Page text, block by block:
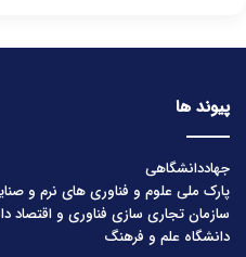
پیوند ها
جهاددانشگاهی
پارک ملی علوم و فناوری های نرم و
سازمان تجاری سازی فناوری و اقتصاد
دانشگاه علم و فرهنگ